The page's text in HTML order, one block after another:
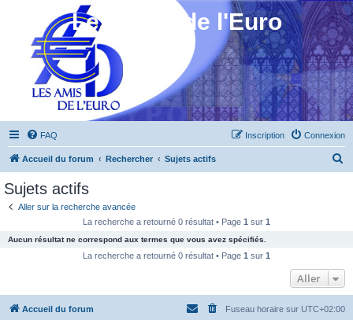
Les Amis de l'Euro
FAQ Connexion
Inscription
Accueil du forum Rechercher Sujets actifs
c
e
Sujets actifs
Aller sur la recherche avancée
La recherche a retourné 0 résultat • Page 1 sur 1
Aucun résultat ne correspond aux termes que vous avez spécifiés.
La recherche a retourné 0 résultat • Page 1 sur 1
Aller
Accueil du forum Fuseau horaire sur UTC+02:00